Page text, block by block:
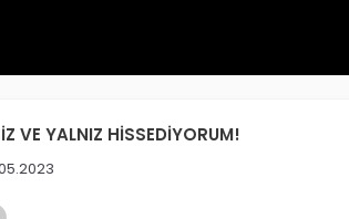
VE YALNIZ HİSSEDİYORUM!